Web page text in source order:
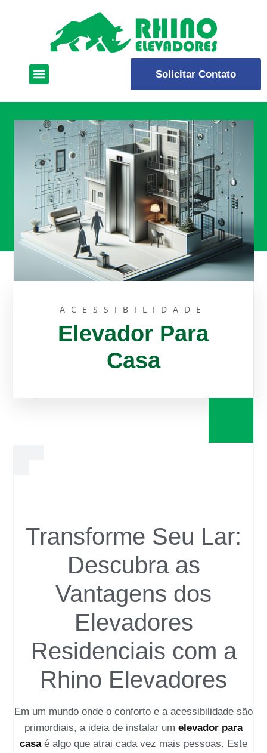
Solicitar Contato
ACESSIBILIDADE
Elevador Para
Casa
Transforme Seu Lar:
Descubra as
Vantagens dos
Elevadores
Residenciais com a
Rhino Elevadores
Em um mundo onde o conforto e a acessibilidade são
primordiais, a ideia de instalar um elevador para
casaé algo que atrai cada vez mais pessoas. Este